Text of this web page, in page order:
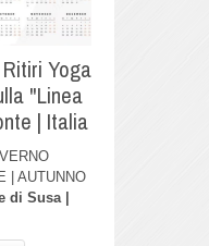
Yoga
"Linea
| Italia
| AUTUNNO
di Susa |